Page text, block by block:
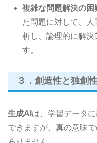
複雑な問題解決の困
た問題に対して、
析し、論理的に解
す。
３．創造性と独創
生成AI は、学習データ
できますが、真の意味
ありません。